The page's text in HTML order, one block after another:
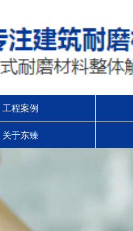
工程案例
关于东臻